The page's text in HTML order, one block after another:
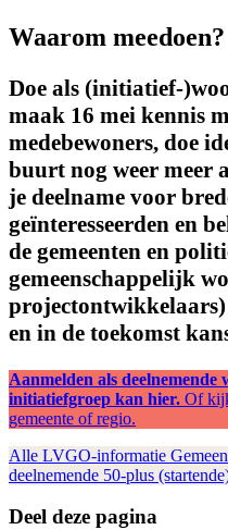
Waarom meedoen?
Doe als (initiatief-
maak 16 mei kennis
medebewoners, doe
buurt nog weer meer
je deelname voor
geïnteresseerden en
de gemeenten en
gemeenschappelijk
en in de toekomst
Aanmelden als deelnemende
initiatiefgroep kan hier. Of
gemeente of regio.
Alle LVGO-informatie
deelnemende 50-plus
Deel deze pagina